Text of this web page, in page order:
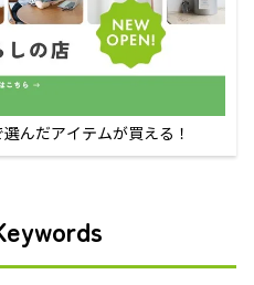
んだアイテムが買える！